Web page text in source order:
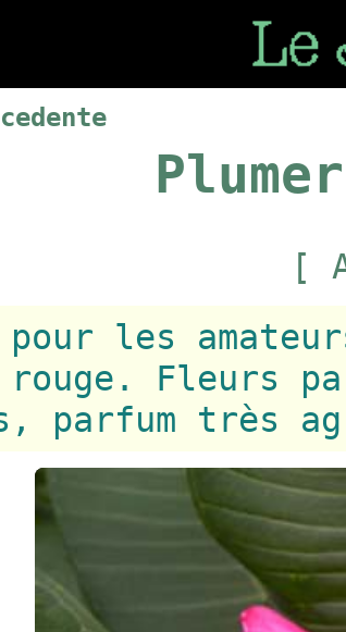
[
pour les
rouge. Fleurs
parfum très